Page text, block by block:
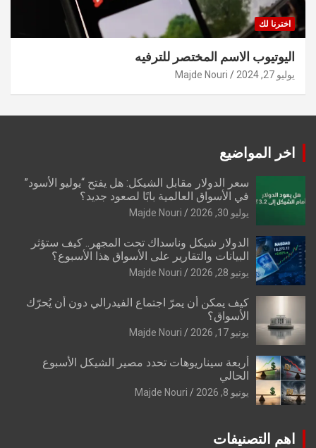
اخترنا لك
اليوتيوب الاسم المختصر للترفيه
يوليو 27, 2024 Majde Nouri
اخر المواضيع
سعر الدولار مقابل الشيكل: هل يفتح “يوليو الأسود”
في الأسواق العالمية بابًا لصعود جديد؟
يوليو 30, 2026 Majde Nouri
الدولار شيكل وناسداك تحت المجهر.. كيف ستؤثر
البيانات والتقارير على الأسواق هذا الأسبوع؟
يونيو 28, 2026 Majde Nouri
كيف يمكن أن يمرّ اجتماع الفيدرالي دون أن يُحرّك
الأسواق؟
يونيو 17, 2026 Majde Nouri
أربعة سيناريوهات تحدد مصير الشيكل الأسبوع
الحالي
يونيو 8, 2026 Majde Nouri
اهم التصنيفات